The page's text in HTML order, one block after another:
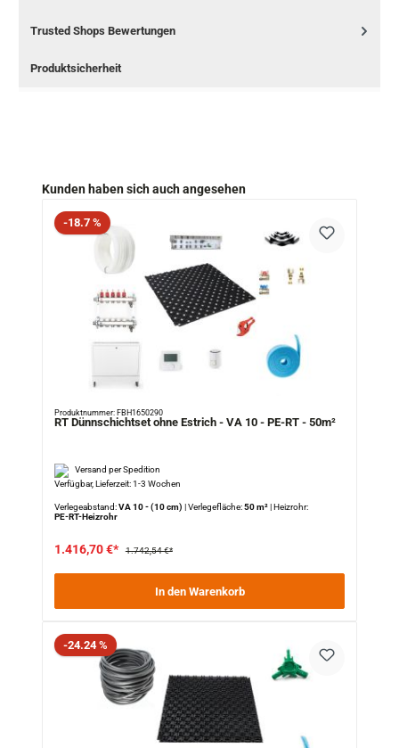
Trusted Shops Bewertungen
Produktsicherheit
Produktgalerie überspringen
Kunden haben sich auch angesehen
Rabatt
-18.7 %
Produktnummer: FBH1650290
RT Dünnschichtset ohne Estrich - VA 10 - PE-RT - 50m²
Versand per Spedition
Verfügbar, Lieferzeit: 1-3 Wochen
Verlegeabstand:
VA 10 - (10 cm) |Verlegefläche:50 m²|Heizrohr:
PE-RT-Heizrohr
1.416,70 €* 1.742,54 €*
In den Warenkorb
Rabatt
-24.24 %